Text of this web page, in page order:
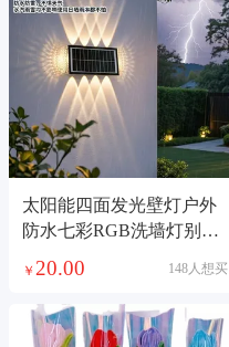
太阳能四面发光壁灯户外
防水七彩RGB洗墙灯别墅
灯
￥ 20.00 148人想买